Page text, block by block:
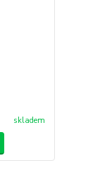
skladem